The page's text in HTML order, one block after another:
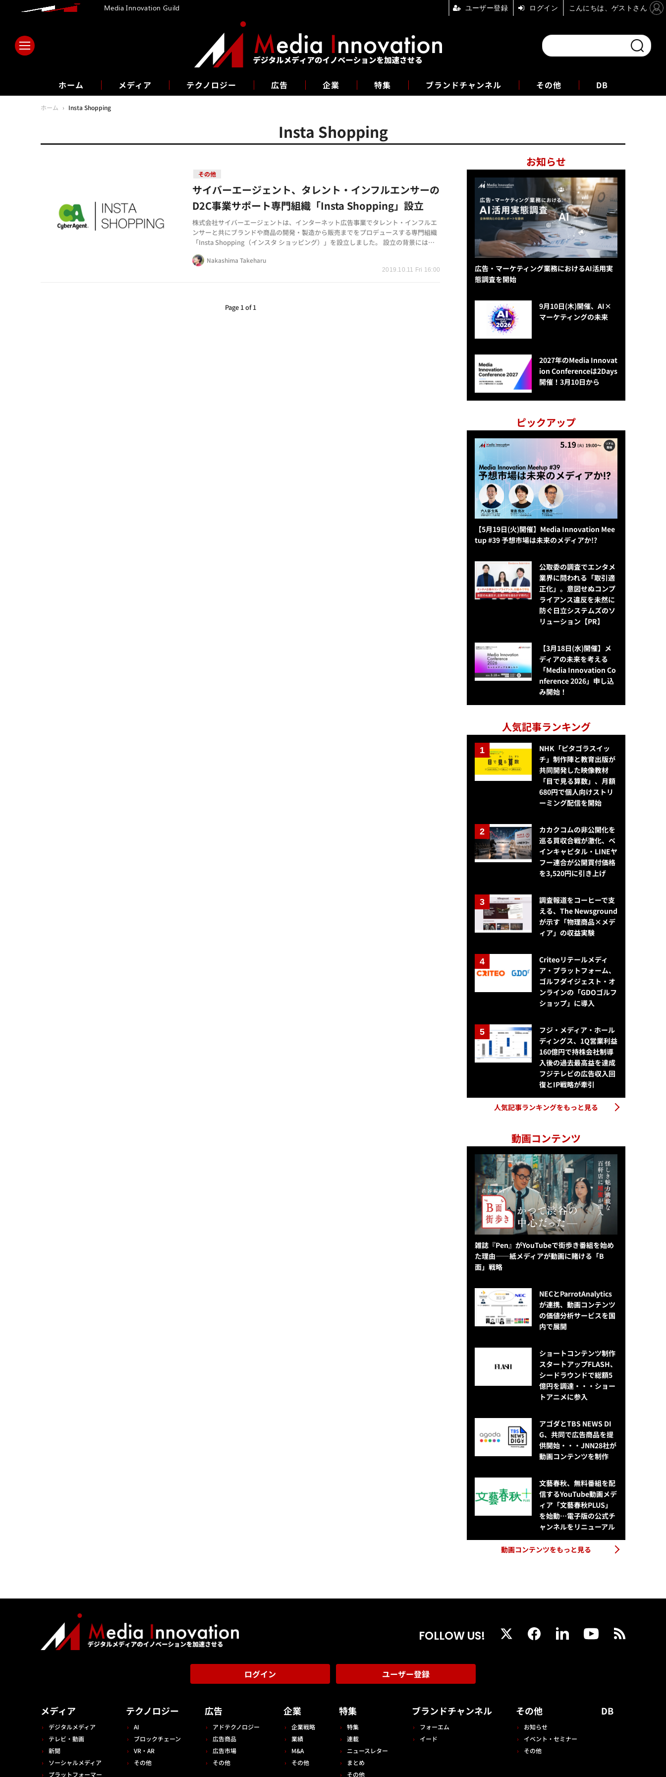
ホーム メディア テクノロジー 広告 企業 特集 ブランドチャンネル
フォーエム その他 DB
ホーム › Insta Shopping
Insta Shopping
その他
2019.10.11 Fri 16:00
サイバーエージェント、タレント・インフルエンサーの
D2C事業サポート専門組織「Insta Shopping」設立
株式会社サイバーエージェントは、インターネット広告事業でタレント・インフルエ
ンサーと共にブランドや商品の開発・製造から販売までをプロデュースする専門組織
「Insta Shopping（インスタ ショッピング）」を設立しました。 設立の背景には近
年、自身でブランドや商…
Nakashima Takeharu
Page 1 of 1
お知らせ
広告・マーケティング業務におけるAI活用実
態調査を開始
9月10日(木)開催、AI×
マーケティングの未来
2027年のMedia Innovat
ion Conferenceは2Days
開催！3月10日から
ピックアップ
【5月19日(火)開催】Media Innovation Mee
tup #39 予想市場は未来のメディアか!?
公​​取委の調査でエンタメ
業界に問われる「取引適
正化」。意図せぬコンプ
ライアンス違反を未然に
防ぐ日立システムズのソ
リューション​【PR】
【3月18日(水)開催】メ
ディアの未来を考える
「Media Innovation Co
nference 2026」申し込
み開始！
人気記事ランキング
NHK「ピタゴラスイッ
チ」制作陣と教育出版が
共同開発した映像教材
「目で見る算数」、月額
680円で個人向けストリ
ーミング配信を開始
カカクコムの非公開化を
巡る買収合戦が激化、ベ
インキャピタル・LINEヤ
フー連合が公開買付価格
を3,520円に引き上げ
調査報道をコーヒーで支
える、The Newsground
が示す「物理商品×メデ
ィア」の収益実験
Criteoリテールメディ
ア・プラットフォーム、
ゴルフダイジェスト・オ
ンラインの「GDOゴルフ
ショップ」に導入
フジ・メディア・ホール
ディングス、1Q営業利益
160億円で持株会社制導
入後の過去最高益を達成
フジテレビの広告収入回
復とIP戦略が牽引
人気記事ランキングをもっと見る
動画コンテンツ
雑誌『Pen』がYouTubeで街歩き番組を始め
た理由——紙メディアが動画に賭ける「B
面」戦略
NECとParrotAnalytics
が連携、動画コンテンツ
の価値分析サービスを国
内で展開
ショートコンテンツ制作
スタートアップFLASH、
シードラウンドで総額5
億円を調達・・・ショー
トアニメに参入
アゴダとTBS NEWS DI
G、共同で広告商品を提
供開始・・・JNN28社が
動画コンテンツを制作
文藝春秋、無料番組を配
信するYouTube動画メデ
ィア「文藝春秋PLUS」
を始動…電子版の公式チ
ャンネルをリニューアル
動画コンテンツをもっと見る
FOLLOW US!
ログイン ユーザー登録
メディア
デジタルメディア
テレビ・動画
新聞
ソーシャルメディア
プラットフォーマー
テクノロジー
AI
ブロックチェーン
VR・AR
その他
広告
アドテクノロジー
広告商品
広告市場
その他
企業
企業戦略
業績
M&A
その他
特集
特集
連載
ニュースレター
まとめ
その他
ブランドチャンネル
フォーエム
イード
その他
お知らせ
イベント・セミナー
その他
DB
Media Innovation Guild ユーザー登録 ログイン こんにちは、ゲストさん